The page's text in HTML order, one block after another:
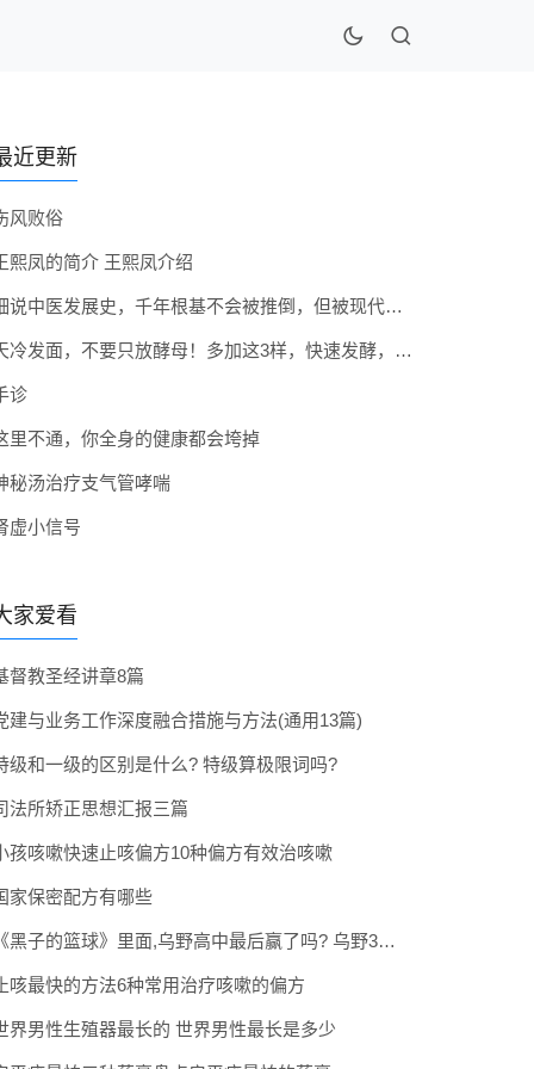
近更新
风败俗
熙凤的简介 王熙凤介绍
细说中医发展史，千年根基不会被推倒，但被现代医疗模式堵住出路
天冷发面，不要只放酵母！多加这3样，快速发酵，蓬松香软弹性十足
诊
里不通，你全身的健康都会垮掉
秘汤治疗支气管哮喘
虚小信号
家爱看
督教圣经讲章8篇
建与业务工作深度融合措施与方法(通用13篇)
级和一级的区别是什么? 特级算极限词吗?
法所矫正思想汇报三篇
孩咳嗽快速止咳偏方10种偏方有效治咳嗽
家保密配方有哪些
《黑子的篮球》里面,乌野高中最后赢了吗? 乌野3年拿到全国冠军了吗
咳最快的方法6种常用治疗咳嗽的偏方
界男性生殖器最长的 世界男性最长是多少